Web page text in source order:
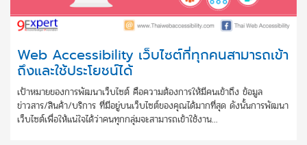
Web Accessibility เว็บไซต์ที่ทุกคนสามารถเข้า
ถึงและใช้ประโยชน์ได้
เป้าหมายของการพัฒนาเว็บไซต์ คือความต้องการให้มีคนเข้าถึง ข้อมูล
ข่าวสาร/สินค้า/บริการ ที่มีอยู่บนเว็บไซต์ของคุณได้มากที่สุด ดังนั้นการพัฒนา
เว็บไซต์เพื่อให้แน่ใจได้ว่าคนทุกกลุ่มจะสามารถเข้าใช้งาน...